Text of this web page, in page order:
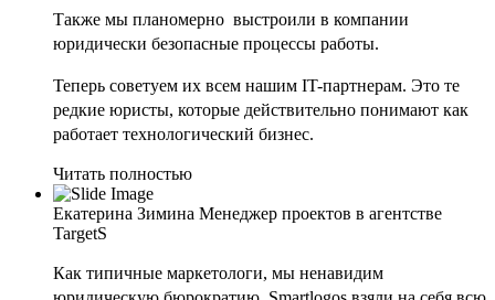
Также мы планомерно выстроили в компании
юридически безопасные процессы работы.
Теперь советуем их всем нашим IT-партнерам. Это те
редкие юристы, которые действительно понимают как
работает технологический бизнес.
Читать полностью
Екатерина Зимина Менеджер проектов в агентстве
TargetS
Как типичные маркетологи, мы ненавидим